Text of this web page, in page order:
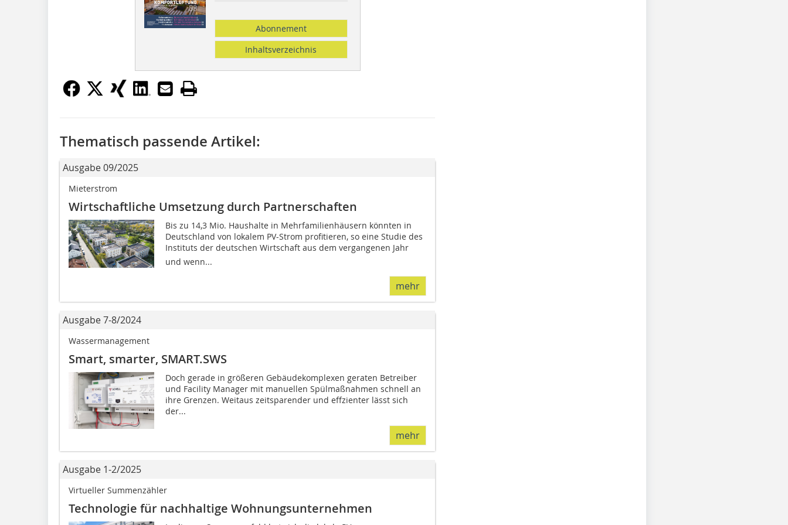
Abonnement
Inhaltsverzeichnis
Thematisch passende Artikel:
Ausgabe 09/2025
Mieterstrom
Wirtschaftliche Umsetzung durch Partnerschaften
Bis zu 14,3 Mio. Haushalte in Mehrfamilienhäusern könnten in
Deutschland von lokalem PV-Strom profitieren, so eine Studie des
Instituts der deutschen Wirtschaft aus dem vergangenen Jahr 
und wenn...
mehr
Ausgabe 7-8/2024
Wassermanagement
Smart, smarter, SMART.SWS
Doch gerade in größeren Gebäudekomplexen geraten Betreiber
und Facility Manager mit manuellen Spülmaßnahmen schnell an
ihre Grenzen. Weitaus zeitsparender und effzienter lässt sich
der...
mehr
Ausgabe 1-2/2025
Virtueller Summenzähler
Technologie für nachhaltige Wohnungsunternehmen